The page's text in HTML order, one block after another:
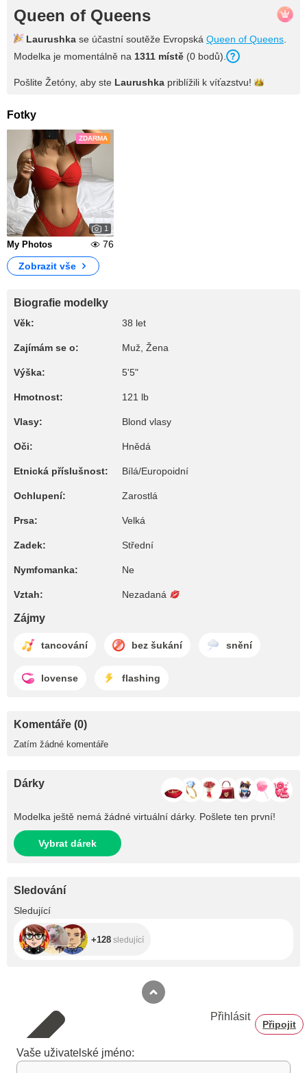
Queen of Queens
Laurushka se účastní soutěže Evropská Queen of Queens
Modelka je momentálně na 1311 místě (0 bodů).
Pošlite Žetóny, aby ste Laurushka priblížili k víťazstvu!
Fotky
ZDARMA
1
My Photos
76
Zobrazit vše
Biografie modelky
Věk: 38 let
Zajímám se o: Muž, Žena
Výška: 5'5"
Hmotnost: 121 lb
Vlasy: Blond vlasy
Oči: Hnědá
Etnická příslušnost: Bílá/Europoidní
Ochlupení: Zarostlá
Prsa: Velká
Zadek: Střední
Nymfomanka: Ne
Vztah: Nezadaná
Zájmy
tancování bez šukání snění
lovense flashing
Komentáře (0)
Zatím žádné komentáře
Dárky
Modelka ještě nemá žádné virtuální dárky. Pošlete ten první!
Vybrat dárek
Sledování
Sledující
+128 sledující
Přihlásit
Připojit
Vaše uživatelské jméno: